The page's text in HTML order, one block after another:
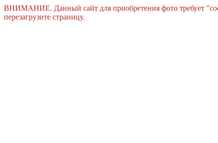
ВНИМАНИЕ. Данный сайт для приобретения фото требует
перезагрузите страницу.